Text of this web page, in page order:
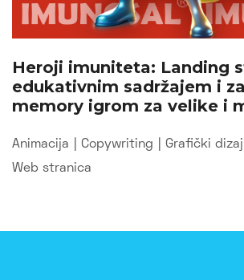
Heroji imuniteta: Landing
edukativnim sadržajem i
memory igrom za velike i
Animacija Copywriting Grafički
Web stranica